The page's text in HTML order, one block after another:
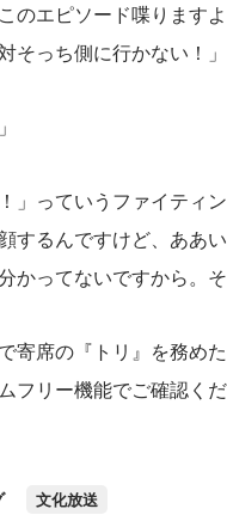
のエピソード喋ります
そっち側に行かない！」
」っていうファイティ
するんですけど、ああ
ってないですから。
寄席の『トリ』を務め
リー機能でご確認くだ
文化放送